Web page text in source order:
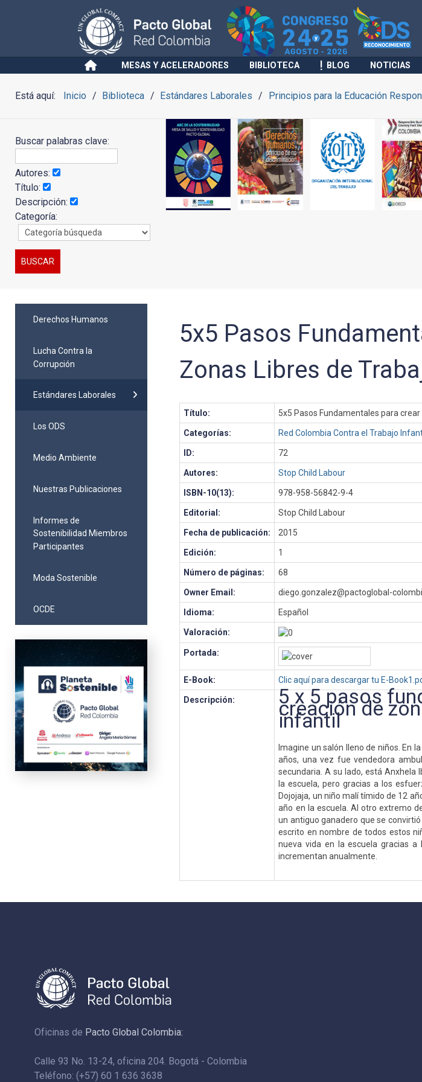
MESAS Y ACELERADORES BIBLIOTECA BLOG NOTICIAS
Está aquí: Inicio Biblioteca Estándares Laborales Principios para la Educación
Buscar palabras clave:
Autores:
Título:
Descripción:
Categoría:
Derechos Humanos
Lucha Contra la
Corrupción
Estándares Laborales
Los ODS
Medio Ambiente
Nuestras Publicaciones
Informes de
Sostenibilidad Miembros
Participantes
Moda Sostenible
OCDE
5x5 Pasos
Zonas Libres de
Título: 5x5 Pasos Fundamentales para
Categorías: Red Colombia Contra el Trabajo
ID: 72
Autores: Stop Child Labour
ISBN-10(13): 978-958-56842-9-4
Editorial: Stop Child Labour
Fecha de publicación: 2015
Edición: 1
Número de páginas: 68
Owner Email: diego.gonzalez@pactoglobal-
Idioma: Español
Valoración:
Portada:
E-Book: Clic aquí para descargar tu E-
Descripción: 5 x 5 pasos
creación de
infantil
Imagine un salón lleno de niños. En
años, una vez fue vendedora
secundaria. A su lado, está Anxhela
la escuela, pero gracias a los
Dojojaja, un niño malí tímido de 12
año en la escuela. Al otro extremo
un antiguo ganadero que se
escrito en nombre de todos estos
nueva vida en la escuela gracias
incrementan anualmente.
Oficinas de Pacto Global Colombia:
Calle 93 No. 13-24, oficina 204. Bogotá - Colombia
Teléfono: (+57) 60 1 636 3638